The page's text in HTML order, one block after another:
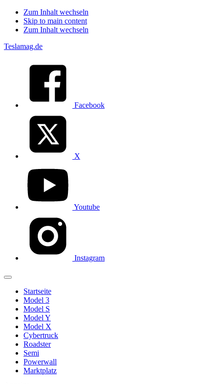
Zum Inhalt wechseln
Skip to main content
Zum Inhalt wechseln
Teslamag.de
Facebook
X
Youtube
Instagram
Startseite
Model 3
Model S
Model Y
Model X
Cybertruck
Roadster
Semi
Powerwall
Marktplatz